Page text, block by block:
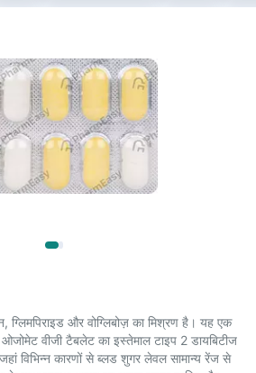
ग्लिमपिराइड और वोग्लिबोज़ का मिश्रण है। यह एक
वीजी टैबलेट का इस्तेमाल टाइप 2 डायबिटीज
विभिन्न कारणों से ब्लड शुगर लेवल सामान्य रेंज से